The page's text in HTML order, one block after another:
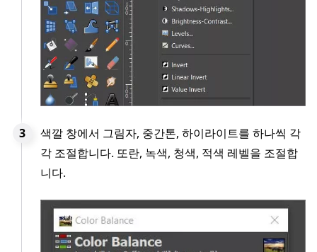
색깔 창에서 그림자, 중간톤, 하이라이트를 하나씩 각
각 조절합니다. 또란, 녹색, 청색, 적색 레벨을 조절합
니다.